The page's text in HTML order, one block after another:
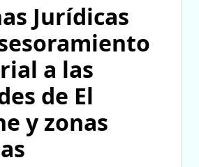
Jurídicas
a las
de El
y zonas